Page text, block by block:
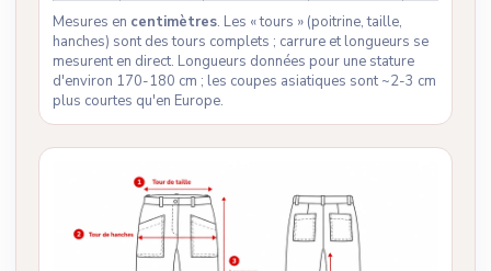
Mesures en centimètres. Les « tours » (poitrine, taille,
hanches) sont des tours complets ; carrure et longueurs se
mesurent en direct. Longueurs données pour une stature
d'environ 170-180 cm ; les coupes asiatiques sont ~2-3 cm
plus courtes qu'en Europe.